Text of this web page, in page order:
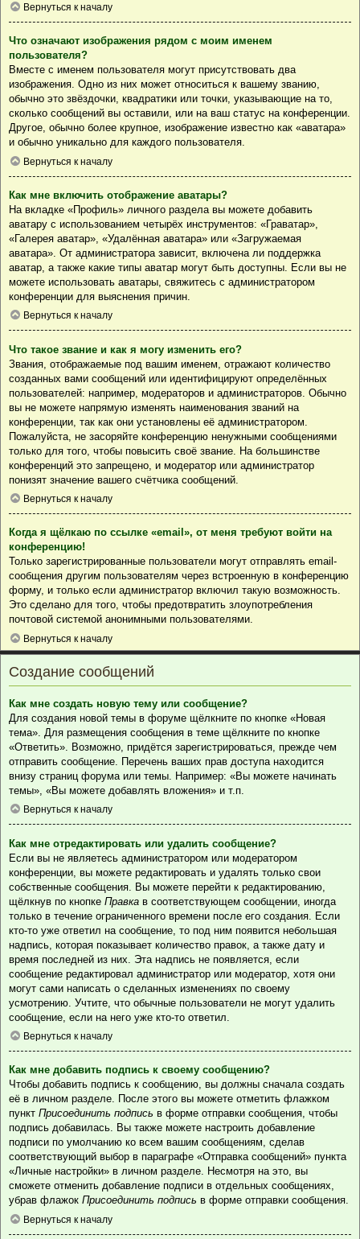
Вернуться к началу
Что означают изображения рядом с моим именем
пользователя?
Вместе с именем пользователя могут присутствовать два
изображения. Одно из них может относиться к вашему званию,
обычно это звёздочки, квадратики или точки, указывающие на то,
сколько сообщений вы оставили, или на ваш статус на конференции.
Другое, обычно более крупное, изображение известно как «аватара»
и обычно уникально для каждого пользователя.
Вернуться к началу
Как мне включить отображение аватары?
На вкладке «Профиль» личного раздела вы можете добавить
аватару с использованием четырёх инструментов: «Граватар»,
«Галерея аватар», «Удалённая аватара» или «Загружаемая
аватара». От администратора зависит, включена ли поддержка
аватар, а также какие типы аватар могут быть доступны. Если вы не
можете использовать аватары, свяжитесь с администратором
конференции для выяснения причин.
Вернуться к началу
Что такое звание и как я могу изменить его?
Звания, отображаемые под вашим именем, отражают количество
созданных вами сообщений или идентифицируют определённых
пользователей: например, модераторов и администраторов. Обычно
вы не можете напрямую изменять наименования званий на
конференции, так как они установлены её администратором.
Пожалуйста, не засоряйте конференцию ненужными сообщениями
только для того, чтобы повысить своё звание. На большинстве
конференций это запрещено, и модератор или администратор
понизят значение вашего счётчика сообщений.
Вернуться к началу
Когда я щёлкаю по ссылке «email», от меня требуют войти на
конференцию!
Только зарегистрированные пользователи могут отправлять email-
сообщения другим пользователям через встроенную в конференцию
форму, и только если администратор включил такую возможность.
Это сделано для того, чтобы предотвратить злоупотребления
почтовой системой анонимными пользователями.
Вернуться к началу
Создание сообщений
Как мне создать новую тему или сообщение?
Для создания новой темы в форуме щёлкните по кнопке «Новая
тема». Для размещения сообщения в теме щёлкните по кнопке
«Ответить». Возможно, придётся зарегистрироваться, прежде чем
отправить сообщение. Перечень ваших прав доступа находится
внизу страниц форума или темы. Например: «Вы можете начинать
темы», «Вы можете добавлять вложения» и т.п.
Вернуться к началу
Как мне отредактировать или удалить сообщение?
Если вы не являетесь администратором или модератором
конференции, вы можете редактировать и удалять только свои
собственные сообщения. Вы можете перейти к редактированию,
щёлкнув по кнопке Правка в соответствующем сообщении, иногда
только в течение ограниченного времени после его создания. Если
кто-то уже ответил на сообщение, то под ним появится небольшая
надпись, которая показывает количество правок, а также дату и
время последней из них. Эта надпись не появляется, если
сообщение редактировал администратор или модератор, хотя они
могут сами написать о сделанных изменениях по своему
усмотрению. Учтите, что обычные пользователи не могут удалить
сообщение, если на него уже кто-то ответил.
Вернуться к началу
Как мне добавить подпись к своему сообщению?
Чтобы добавить подпись к сообщению, вы должны сначала создать
её в личном разделе. После этого вы можете отметить флажком
пункт Присоединить подпись в форме отправки сообщения, чтобы
подпись добавилась. Вы также можете настроить добавление
подписи по умолчанию ко всем вашим сообщениям, сделав
соответствующий выбор в параграфе «Отправка сообщений» пункта
«Личные настройки» в личном разделе. Несмотря на это, вы
сможете отменить добавление подписи в отдельных сообщениях,
убрав флажок Присоединить подпись в форме отправки сообщения.
Вернуться к началу